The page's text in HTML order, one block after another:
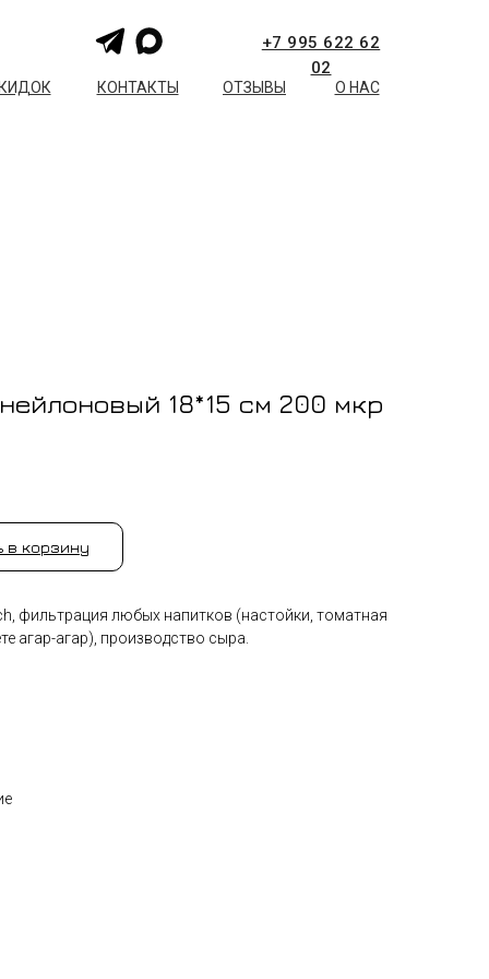
+7 995 622 62
02
КОНТАКТЫ О НАС
ОТЗЫВЫ
18*15 см 200 мкр
в корзину
фильтрация любых напитков (настойки, томатная
агар-агар), производство сыра.